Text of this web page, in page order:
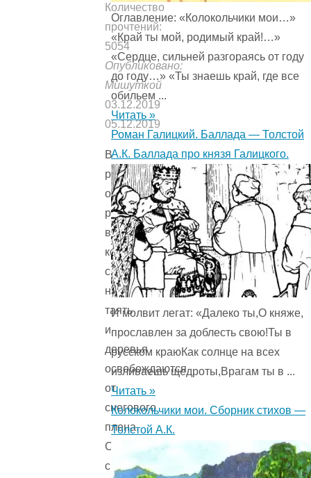
Количество
прочтений:
5054
Опубликовано:
Мишуткой
03.12.2019
05.12.2019
В
рассказ
описывается
ранняя
весна,
когда
снег
начинает
таять
и
деревья
освобождаются
от
снегового
плена.
Снег
с
Оглавление: «Колокольчики мои…»
«Край ты мой, родимый край!…»
«Сердце, сильней разгораясь от году
до году…» «Ты знаешь край, где все
обильем ...
Читать »
Роман Галицкий. Баллада — Толстой
А.К. Баллада про князя Галицкого.
И молвит легат: «Далеко ты,О княже,
прославлен за доблесть свою!Ты в
русском краюКак солнце на всех
изливаешь щедроты,Врагам ты в ...
Читать »
Колокольчики мои. Сборник стихов —
Толстой А.К.